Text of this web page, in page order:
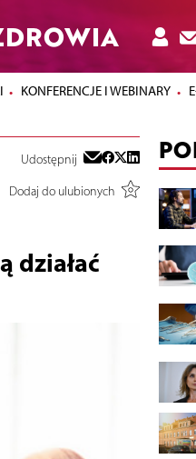
KONFERENCJE I WEBINARY
Udostępnij
Dodaj do ulubionych
działać